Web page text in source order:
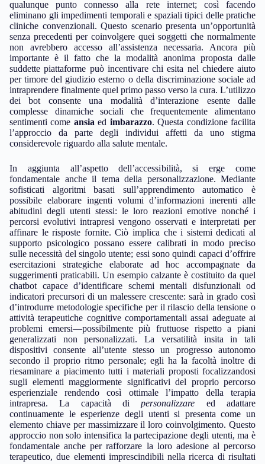
qualunque punto connesso alla rete internet; così facendo
eliminano gli impedimenti temporali e spaziali tipici delle pratiche
cliniche convenzionali. Questo scenario presenta un’opportunità
senza precedenti per coinvolgere quei soggetti che normalmente
non avrebbero accesso all’assistenza necessaria. Ancora più
importante è il fatto che la modalità anonima proposta dalle
suddette piattaforme può incentivare chi esita nel chiedere aiuto
per timore del giudizio esterno o della discriminazione sociale ad
intraprendere finalmente quel primo passo verso la cura. L’utilizzo
dei bot consente una modalità d’interazione esente dalle
complesse dinamiche sociali che frequentemente alimentano
sentimenti come ansia ed imbarazzo. Questa condizione facilita
l’approccio da parte degli individui affetti da uno stigma
considerevole riguardo alla salute mentale.
In aggiunta all’aspetto dell’accessibilità, si erge come
fondamentale anche il tema della personalizzazione. Mediante
sofisticati algoritmi basati sull’apprendimento automatico è
possibile elaborare ingenti volumi d’informazioni inerenti alle
abitudini degli utenti stessi: le loro reazioni emotive nonché i
percorsi evolutivi intrapresi vengono osservati e interpretati per
affinare le risposte fornite. Ciò implica che i sistemi dedicati al
supporto psicologico possano essere calibrati in modo preciso
sulle necessità del singolo utente; essi sono quindi capaci d’offrire
esercitazioni strategiche elaborate ad hoc accompagnate da
suggerimenti praticabili. Un esempio calzante è costituito da quel
chatbot capace d’identificare schemi mentali disfunzionali od
indicatori precursori di un malessere crescente: sarà in grado così
d’introdurre metodologie specifiche per il rilascio della tensione o
attività terapeutiche cognitive comportamentali assai adeguate ai
problemi emersi—possibilmente più fruttuose rispetto a piani
generalizzati non personalizzati. La versatilità insita in tali
dispositivi consente all’utente stesso un progresso autonomo
secondo il proprio ritmo personale; egli ha la facoltà inoltre di
riesaminare a piacimento tutti i materiali proposti focalizzandosi
sugli elementi maggiormente significativi del proprio percorso
esperienziale rendendo così ottimale l’impatto della terapia
intrapresa. La capacità dipersonalizzare ed adattare
continuamente le esperienze degli utenti si presenta come un
elemento chiave per massimizzare il loro coinvolgimento. Questo
approccio non solo intensifica la partecipazione degli utenti, ma è
fondamentale anche per rafforzare la loro adesione al percorso
terapeutico, due elementi imprescindibili nella ricerca di risultati